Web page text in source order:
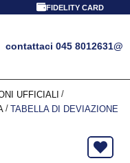
FIDELITY CARD
contattaci 045 8012631@
UFFICIALI
/
/ TABELLA DI DEVIAZIONE